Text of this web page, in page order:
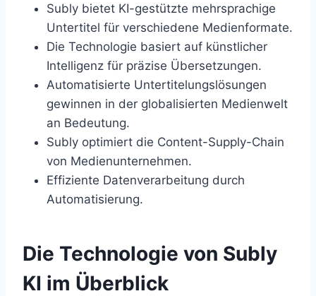
Subly bietet KI-gestützte mehrsprachige
Untertitel für verschiedene Medienformate.
Die Technologie basiert auf künstlicher
Intelligenz für präzise Übersetzungen.
Automatisierte Untertitelungslösungen
gewinnen in der globalisierten Medienwelt
an Bedeutung.
Subly optimiert die Content-Supply-Chain
von Medienunternehmen.
Effiziente Datenverarbeitung durch
Automatisierung.
Die Technologie von Subly
KI im Überblick